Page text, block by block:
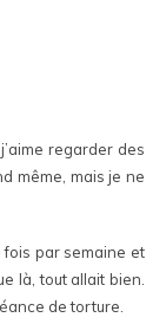
regarder des
même, mais je ne
par semaine et
là, tout allait bien.
de torture.